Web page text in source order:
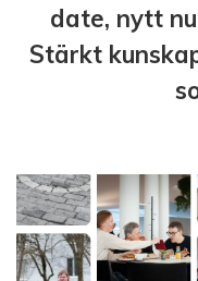
date, nytt
Stärkt